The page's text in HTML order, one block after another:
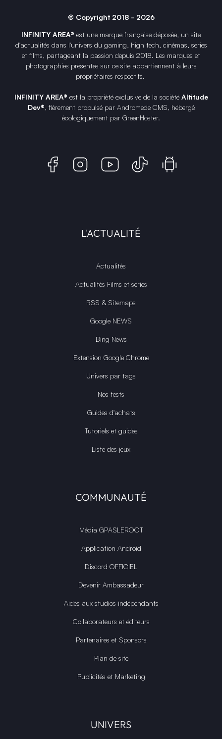
© Copyright 2018 - 2026
INFINITY AREA® est une marque française déposée, un site
d'actualités dans l'univers du gaming, high tech, cinémas, séries
et films, partageant la passion depuis 2018. Les marques et
photographies présentes sur ce site appartiennent à leurs
propriétaires respectifs.
INFINITY AREA® est la propriété exclusive de la société Altitude
Dev®, fièrement propulsé par Andromede CMS, hébergé
écologiquement par GreenHoster.
L'ACTUALITÉ
Actualités
Actualités Films et séries
RSS & Sitemaps
Google NEWS
Bing News
Extension Google Chrome
Univers par tags
Nos tests
Guides d'achats
Tutoriels et guides
Liste des jeux
COMMUNAUTÉ
Média GPASLEROOT
Application Android
Discord OFFICIEL
Devenir Ambassadeur
Aides aux studios indépendants
Collaborateurs et éditeurs
Partenaires et Sponsors
Plan de site
Publicités et Marketing
UNIVERS